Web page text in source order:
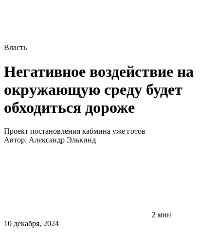
Власть
Негативное воздействие на
окружающую среду будет
обходиться дороже
Проект постановления кабмина уже готов
Автор: Александр Элькинд
2 мин
10 декабря, 2024